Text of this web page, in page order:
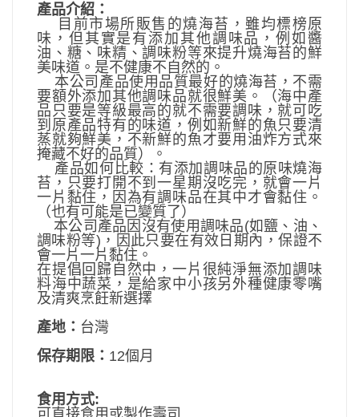
產品介紹：
目前市場所販售的燒海苔，雖均標榜原
味，但其實是有添加其他調味品，例如醬
油、糖、味精、調味粉等來提升燒海苔的鮮
美味道。是不健康不自然的。
本公司產品使用品質最好的燒海苔，不需
要額外添加其他調味品就很鮮美。（海中產
品只要是等級最高的就不需要調味，就可吃
到原產品特有的味道，例如新鮮的魚只要清
蒸就夠鮮美，不新鮮的魚才要用油炸方式來
掩藏不好的品質）。
產品如何比較：有添加調味品的原味燒海
苔，只要打開不到一星期沒吃完，就會一片
一片黏住，因為有調味品在其中才會黏住。
（也有可能是已變質了）
本公司產品因沒有使用調味品(如鹽、油、
調味粉等)，因此只要在有效日期內，保證不
會一片一片黏住。
在提倡回歸自然中，一片很純淨無添加調味
料海中蔬菜，是給家中小孩另外種健康零嘴
及清爽烹飪新選擇
產地： 台灣
保存期限： 12個月
食用方式:
可直接食用或製作壽司